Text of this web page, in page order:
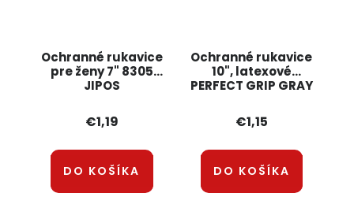
Ochranné rukavice
pre ženy 7" 8305
JIPOS
€1,19
DO KOŠÍKA
Ochranné rukavice
10", latexové
PERFECT GRIP GRAY
€1,15
DO KOŠÍKA